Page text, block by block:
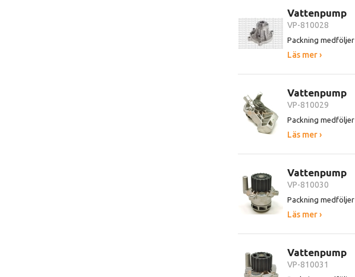
Vattenpump
VP-810028
Packning medföljer
Läs mer ›
Vattenpump
VP-810029
Packning medföljer
Läs mer ›
Vattenpump
VP-810030
Packning medföljer
Läs mer ›
Vattenpump
VP-810031